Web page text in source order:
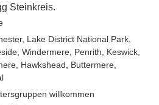
Steinkreis.
, Lake District National Park
, Windermere , Penrith , Keswick
, Hawkshead , Buttermere
willkommen